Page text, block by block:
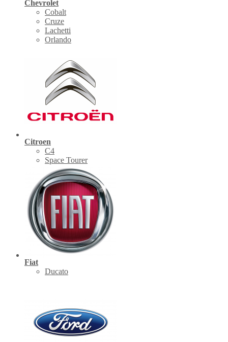
Chevrolet
Cobalt
Cruze
Lachetti
Orlando
Citroen
C4
Space Tourer
Fiat
Ducato